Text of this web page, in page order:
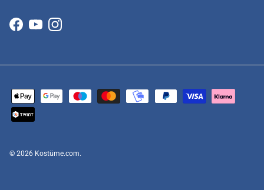
Facebook
YouTubeInstagram
© 2026 Kostüme.com.